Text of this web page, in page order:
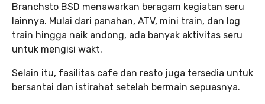
Branchsto BSD menawarkan beragam kegiatan seru
lainnya. Mulai dari panahan, ATV, mini train, dan log
train hingga naik andong, ada banyak aktivitas seru
untuk mengisi wakt.
Selain itu, fasilitas cafe dan resto juga tersedia untuk
bersantai dan istirahat setelah bermain sepuasnya.